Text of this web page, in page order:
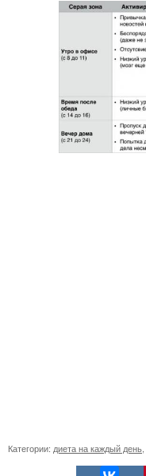
Категории: диета на каждый день